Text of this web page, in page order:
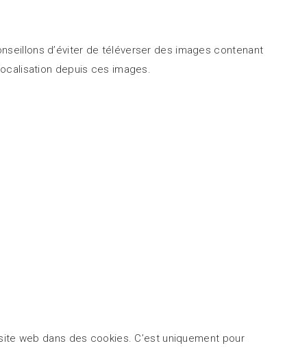
d’éviter de téléverser des images contenant
depuis ces images.
web dans des cookies. C’est uniquement pour